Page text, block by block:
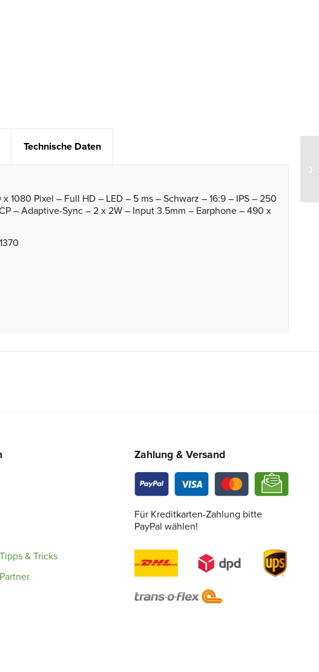
Technische Daten
1080 Pixel – Full HD – LED – 5 ms – Schwarz – 16:9 – IPS – 250
– Adaptive-Sync – 2 x 2W – Input 3.5mm – Earphone – 490 x
& Tricks
Zahlung & Versand
Für Kreditkarten-Zahlung bitte
PayPal wählen!